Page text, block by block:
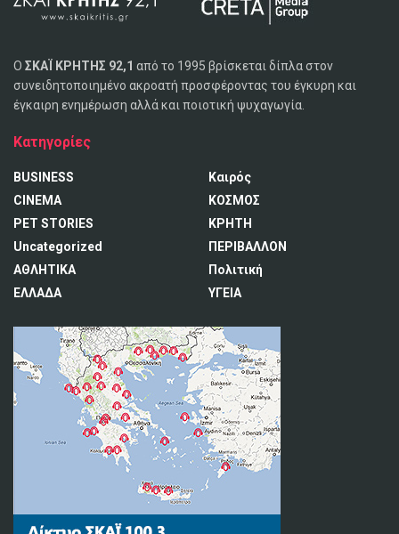
Ο ΣΚΑΪ ΚΡΗΤΗΣ 92,1 από το 1995 βρίσκεται δίπλα στον
συνειδητοποιημένο ακροατή προσφέροντας του έγκυρη και
έγκαιρη ενημέρωση αλλά και ποιοτική ψυχαγωγία.
Κατηγορίες
BUSINESS
CINEMA
PET STORIES
Uncategorized
ΑΘΛΗΤΙΚΑ
ΕΛΛΑΔΑ
Καιρός
ΚΟΣΜΟΣ
ΚΡΗΤΗ
ΠΕΡΙΒΑΛΛΟΝ
Πολιτική
ΥΓΕΙΑ